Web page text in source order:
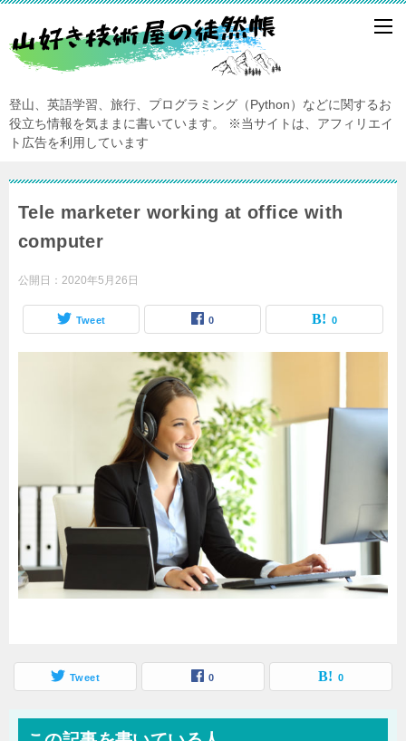
登山、英語学習、旅行、プログラミング（Python）などに関するお
役立ち情報を気ままに書いています。
※当サイトは、アフィリエイ
ト広告を利用しています
Tele marketer working at office with
computer
公開日： 2020年5月26日
Tweet 0 0
Tweet 0 0